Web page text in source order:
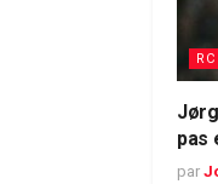
pas
par